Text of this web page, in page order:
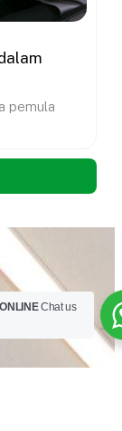
pemula
ONLINEChat us